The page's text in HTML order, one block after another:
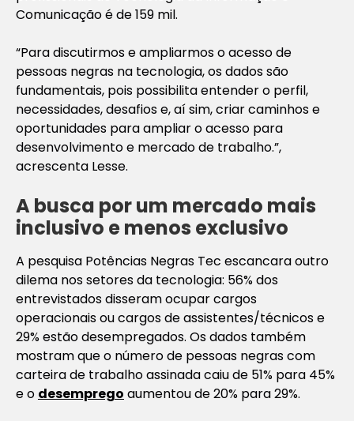
Comunicação é de 159 mil.
“Para discutirmos e ampliarmos o acesso de
pessoas negras na tecnologia, os dados são
fundamentais, pois possibilita entender o perfil,
necessidades, desafios e, aí sim, criar caminhos e
oportunidades para ampliar o acesso para
desenvolvimento e mercado de trabalho.”,
acrescenta Lesse.
A busca por um mercado mais
inclusivo e menos exclusivo
A pesquisa Potências Negras Tec escancara outro
dilema nos setores da tecnologia: 56% dos
entrevistados disseram ocupar cargos
operacionais ou cargos de assistentes/técnicos e
29% estão desempregados. Os dados também
mostram que o número de pessoas negras com
carteira de trabalho assinada caiu de 51% para 45%
e o desemprego aumentou de 20% para 29%.